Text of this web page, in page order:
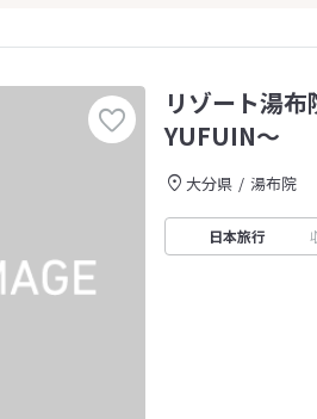
リゾート湯
YUFUIN〜
大分県 湯布院
日本旅行